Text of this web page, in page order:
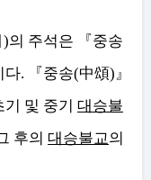
)의 주석은 『중송
다. 『중송(中頌) 』
및 중기 대승불
후의 대승불교의